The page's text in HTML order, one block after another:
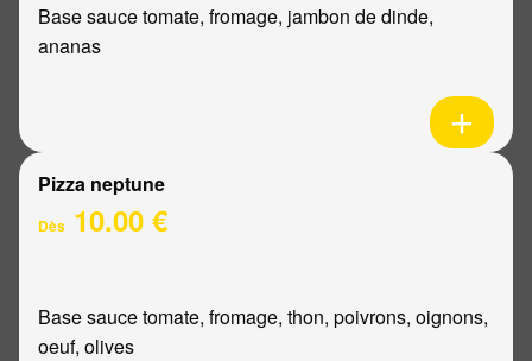
Base sauce tomate, fromage, jambon de dinde,
ananas
Pizza neptune
Dès 10.00 €
Base sauce tomate, fromage, thon, poivrons, oignons,
oeuf, olives